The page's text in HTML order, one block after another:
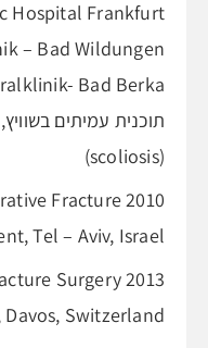
Hospital Frankfurt
– Bad Wildungen
Bad Berka
תוכנית עמיתים
(scoliosis)
Fracture
Tel – Aviv, Israel.
Surgery
Switzerland.